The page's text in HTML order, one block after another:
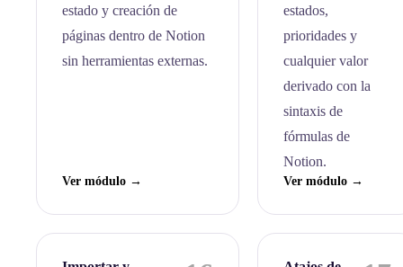
estado y creación de
páginas dentro de Notion
sin herramientas externas.
Ver módulo →
estados,
prioridades y
cualquier valor
derivado con la
sintaxis de
fórmulas de
Notion.
Ver módulo →